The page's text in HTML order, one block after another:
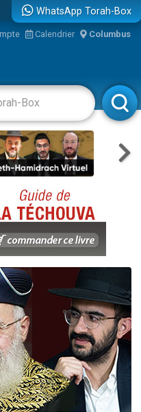
WhatsApp Torah-Box
Calendrier Columbus
Rabbanim